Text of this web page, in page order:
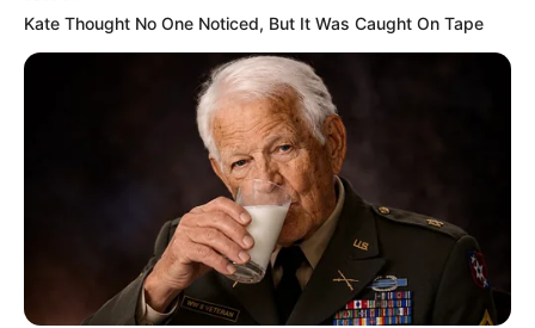
Armando Villarreal (Estados Unidos);
Ryan Graves e Kali Smith (ambos dos Estados Unidos);
Kate Thought No One Noticed, But It Was Caught On Tape